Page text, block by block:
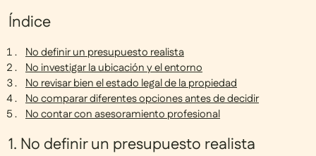
Índice
No definir un presupuesto realista
No investigar la ubicación y el entorno
No revisar bien el estado legal de la propiedad
No comparar diferentes opciones antes de decidir
No contar con asesoramiento profesional
1. No definir un presupuesto realista